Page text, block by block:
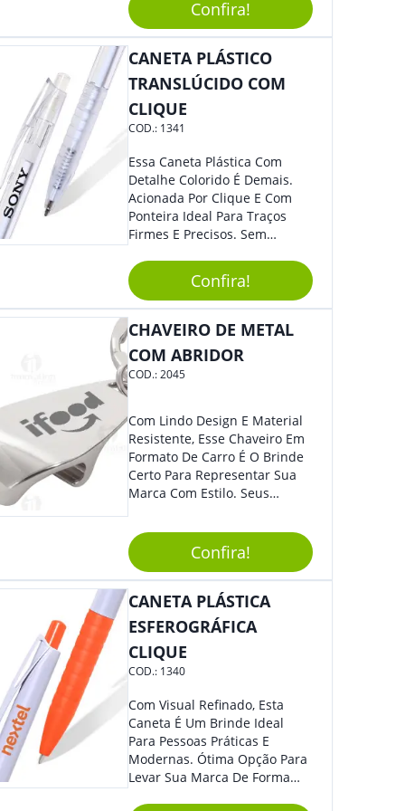
Caixa De Som Impermeável
Para Curtir Suas Músicas
Favoritas Em Qualquer Lugar,
Sem Se Preocupar Com A
Água.
Segurança Ao Carregá-Lo.
Ofereça A Seus Clientes E
Colaboradores, Sem Dúvidas
Eles Irão Adorar.
Confira!
CANETA PLÁSTICO
TRANSLÚCIDO COM
CLIQUE
COD.: 1341
Essa Caneta Plástica Com
Detalhe Colorido É Demais.
Acionada Por Clique E Com
Ponteira Ideal Para Traços
Firmes E Precisos. Sem
Brinde Para Representar Sua
Marca. Dimensões: 1.6 Cm X
14 Cm X 1.6 Cm
Confira!
CHAVEIRO DE METAL
COM ABRIDOR
COD.:2045
Com Lindo Design E Material
Resistente, Esse Chaveiro Em
Formato De Carro É O Brinde
Certo Para Representar Sua
Marca Com Estilo. Seus
Adorar.
Confira!
CANETA PLÁSTICA
ESFEROGRÁFICA
CLIQUE
COD.: 1340
Com Visual Refinado, Esta
Caneta É Um Brinde Ideal
Para Pessoas Práticas E
Modernas. Ótima Opção Para
Levar Sua Marca De Forma